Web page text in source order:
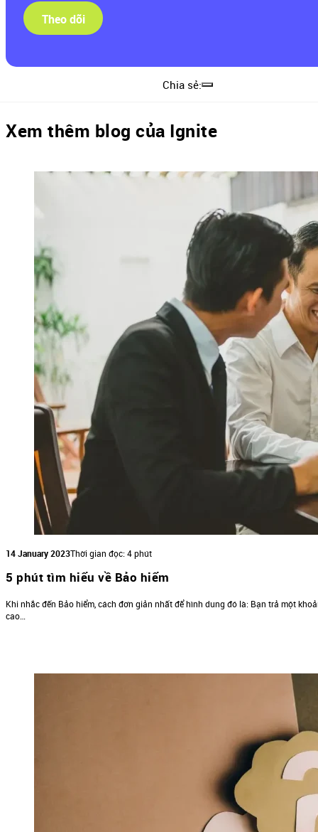
Theo dõi
Chia sẻ:
Xem thêm blog của Ignite
14 January 2023Thời gian đọc: 4 phút
5 phút tìm hiểu về Bảo hiểm
Khi nhắc đến Bảo hiểm, cách đơn giản nhất để hình dung đó là: Bạn trả một
cao…